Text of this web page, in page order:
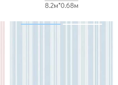
8.2м*0.68м